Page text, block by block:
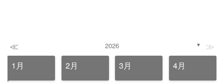
≪ 2026 ▼ ≫
1月 2月 3月 4月